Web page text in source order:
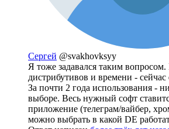
Сергей @svakhovksyy
Я тоже задавался таким
дистрибутивов и времени -
За почти 2 года использования -
выборе. Весь нужный софт
приложение (телеграм/вайбер,
можно выбрать в какой DE